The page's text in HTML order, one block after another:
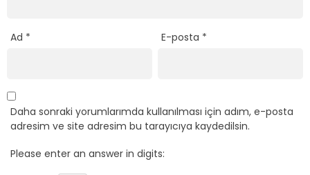
Ad * E-posta *
Daha sonraki yorumlarımda kullanılması için adım, e-posta
adresim ve site adresim bu tarayıcıya kaydedilsin.
Please enter an answer in digits: